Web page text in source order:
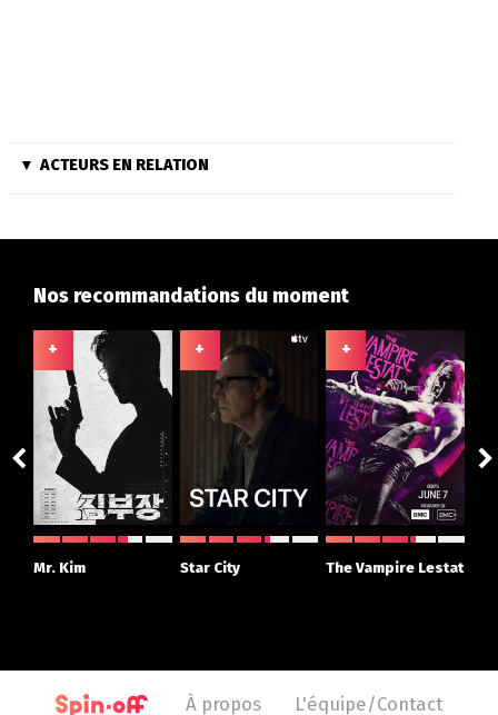
ACTEURS EN RELATION
Nos recommandations du moment
+
Mr. Kim
+
Star City
+
The Vampire Lestat
À propos L'équipe/Contact